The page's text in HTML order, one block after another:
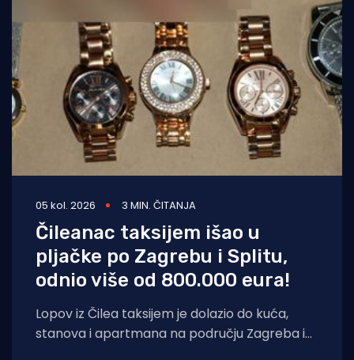
05 kol. 2026 3 MIN. ČITANJA
Čileanac taksijem išao u
pljačke po Zagrebu i Splitu,
odnio više od 800.000 eura!
Lopov iz Čilea taksijem je dolazio do kuća,
stanova i apartmana na području Zagreba i